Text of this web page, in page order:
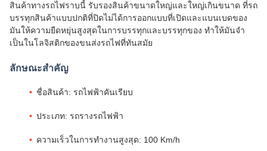
สินค้าทางรถไฟราบนี้ รับรองสินค้าขนาดใหญ่และใหญ่เกินขนาด ที่รถ
บรรทุกสินค้าแบบปกติที่ปิดไม่ได้การออกแบบที่เปิดและแบนเบดของ
มันให้ความยืดหยุ่นสูงสุดในการบรรทุกและบรรทุกของ ทําให้มันจํา
เป็นในโลจิสติกของขนส่งรถไฟที่ทันสมัย
ลักษณะสําคัญ
ชื่อสินค้า: รถไฟฟ้าคันเรียบ
ประเภท: รถรางรถไฟฟ้า
ความเร็วในการทํางานสูงสุด: 100 Km/h